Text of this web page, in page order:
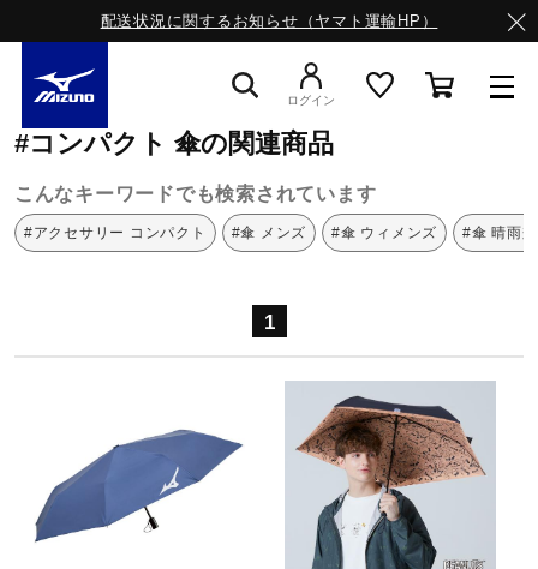
配送状況に関するお知らせ（ヤマト運輸HP）
ライフスタイルウエア
サッカー／フットサル
トレーニング
ログイン
ミズノ公式オンライン
#コンパクト 傘の関連商品
こんなキーワードでも検索されています
#アクセサリー コンパクト #傘 メンズ #傘 ウィメンズ #傘 晴雨
1